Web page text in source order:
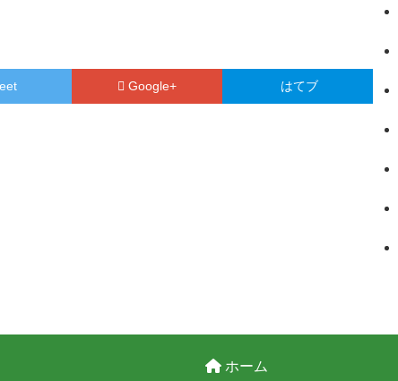
Google+ はてブ
ホーム